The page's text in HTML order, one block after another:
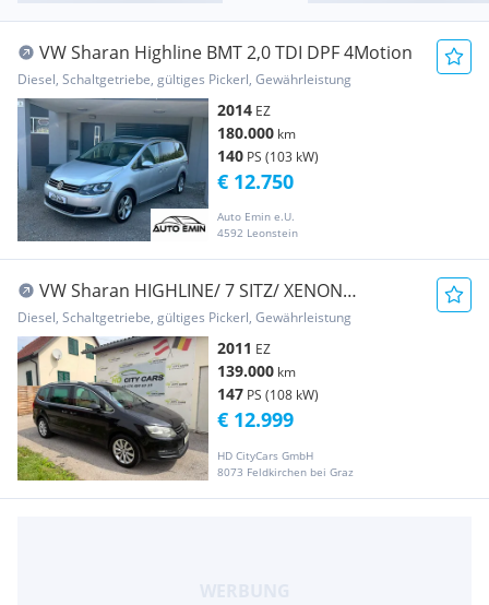
VW Sharan Highline BMT 2,0 TDI DPF 4Motion
Diesel, Schaltgetriebe, gültiges Pickerl, Gewährleistung
2014 EZ
180.000 km
140 PS (103 kW)
Auto Emin e.U.
4592 Leonstein
€ 12.750
VW Sharan HIGHLINE/ 7 SITZ/ XENON
/PANORAMA/ LEDER...
Diesel, Schaltgetriebe, gültiges Pickerl, Gewährleistung
2011 EZ
139.000 km
147 PS (108 kW)
HD CityCars GmbH
8073 Feldkirchen bei Graz
€ 12.999